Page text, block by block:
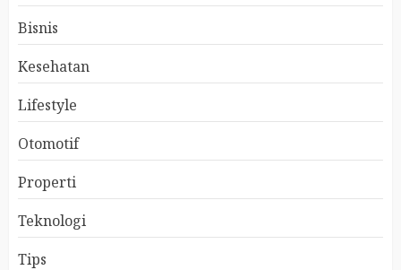
Bisnis
Kesehatan
Lifestyle
Otomotif
Properti
Teknologi
Tips